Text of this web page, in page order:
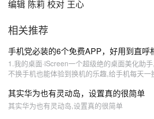
编辑 陈莉 校对 王心
相关推荐
手机党必装的6个免费APP，好用到直呼
1.我的桌面·iScreen一个超级绝的桌面美化助
不换手机也能体验到换机的乐趣,给手机每天一
其实华为也有灵动岛，设置真的很简单
其实华为也有灵动岛,设置真的很简单